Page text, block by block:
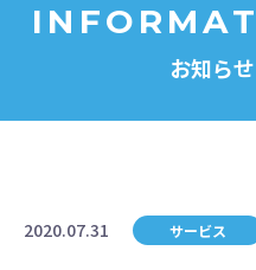
お知ら
2020.07.31 サービス